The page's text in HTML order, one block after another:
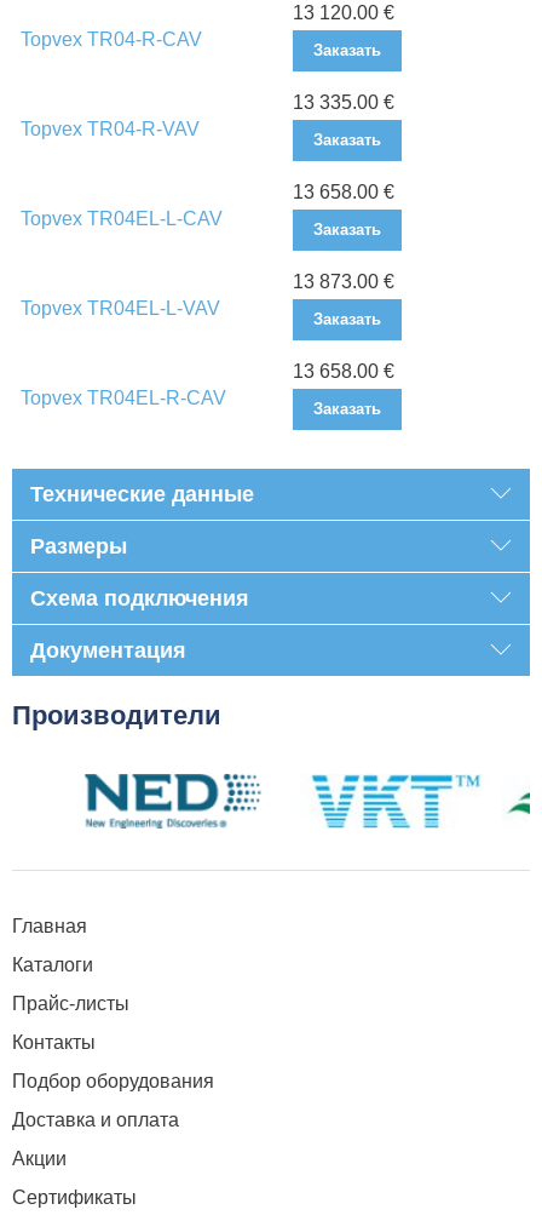
Topvex TR04-R-CAV
13 120.00 €
Заказать
Topvex TR04-R-VAV
13 335.00 €
Заказать
Topvex TR04EL-L-CAV
13 658.00 €
Заказать
Topvex TR04EL-L-VAV
13 873.00 €
Заказать
Topvex TR04EL-R-CAV
13 658.00 €
Заказать
Технические данные
Размеры
Схема подключения
Документация
Производители
Главная
Каталоги
Прайс-листы
Контакты
Подбор оборудования
Доставка и оплата
Акции
Сертификаты